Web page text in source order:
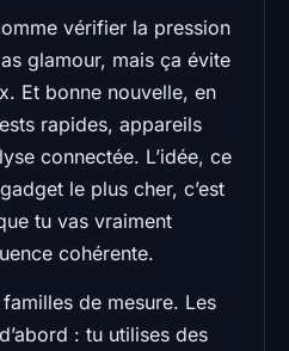
vérifier la pression
glamour, mais ça évite
Et bonne nouvelle, en
rapides, appareils
connectée. L’idée, ce
le plus cher, c’est
tu vas vraiment
cohérente.
de mesure. Les
: tu utilises des